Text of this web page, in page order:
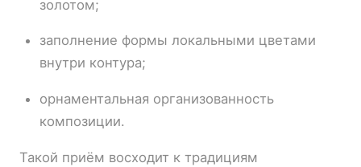
золотом;
заполнение формы локальными цветами
внутри контура;
орнаментальная организованность
композиции.
Такой приём восходит к традициям